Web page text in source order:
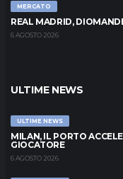
MERCATO
REAL MADRID,
6 AGOSTO 2026
ULTIME NEWS
ULTIME NEWS
MILAN, IL PORTO
GIOCATORE
6 AGOSTO 2026